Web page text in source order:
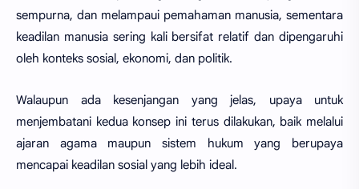
sempurna, dan melampaui pemahaman manusia, sementara
keadilan manusia sering kali bersifat relatif dan dipengaruhi
oleh konteks sosial, ekonomi, dan politik.
Walaupun ada kesenjangan yang jelas, upaya untuk
menjembatani kedua konsep ini terus dilakukan, baik melalui
ajaran agama maupun sistem hukum yang berupaya
mencapai keadilan sosial yang lebih ideal.